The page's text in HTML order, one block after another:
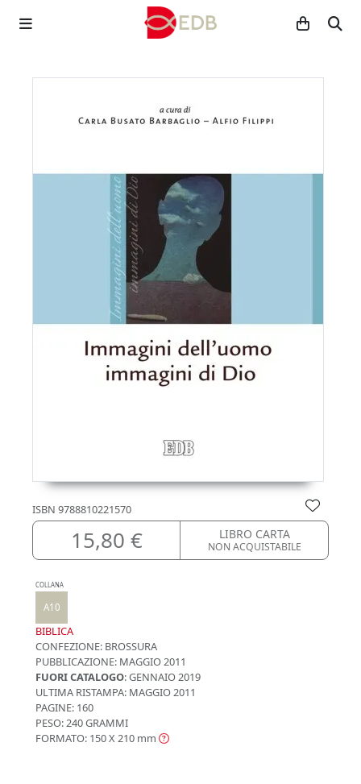
ISBN 9788810221570
15,80 € LIBRO CARTA
NON ACQUISTABILE
COLLANA
A10
BIBLICA
CONFEZIONE: BROSSURA
PUBBLICAZIONE: MAGGIO 2011
FUORI CATALOGO: GENNAIO 2019
ULTIMA RISTAMPA: MAGGIO 2011
PAGINE: 160
PESO: 240 GRAMMI
FORMATO: 150 X 210 mm